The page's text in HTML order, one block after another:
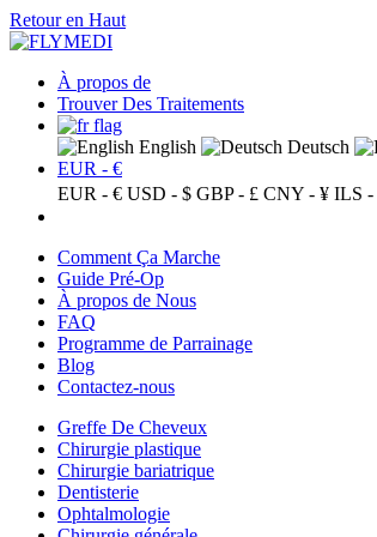
Retour en Haut
À propos de
Trouver Des Traitements
English Deutsch
EUR - €
EUR - € USD - $ GBP - £ CNY - ¥ ILS -
Comment Ça Marche
Guide Pré-Op
À propos de Nous
FAQ
Programme de Parrainage
Blog
Contactez-nous
Greffe De Cheveux
Chirurgie plastique
Chirurgie bariatrique
Dentisterie
Ophtalmologie